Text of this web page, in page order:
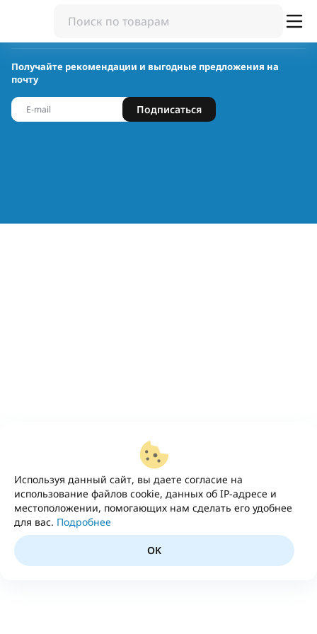
Используя данный сайт, вы даете согласие на
использование файлов cookie, данных об IP-адресе и
местоположении, помогающих нам сделать его удобнее
для вас. Подробнее
OK
Получайте рекомендации и выгодные предложения на
почту
Подписаться